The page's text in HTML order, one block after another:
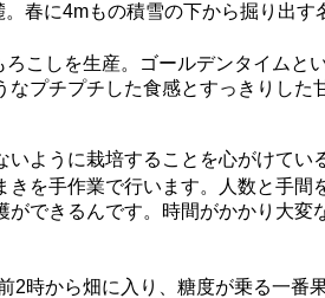
春に4mもの積雪の下から掘り出す
こしを生産。ゴールデンタイムと
プチプチした食感とすっきりした
ように栽培することを心がけてい
を手作業で行います。人数と手間
できるんです。時間がかかり大変
時から畑に入り、糖度が乗る一番